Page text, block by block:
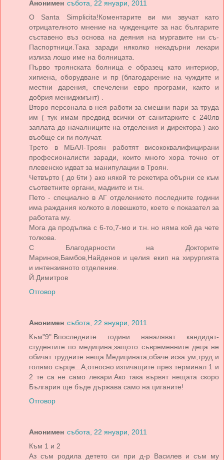
Анонимен събота, 22 януари, 2011
O Santa Simplicita!Коментарите ви ми звучат като
отрицателното мнение на чужденците за нас българите
съставено въз основа на деяния на мургавите ни съ-
Паспортници.Така заради няколко некадърни лекари
излиза лошо име на болницата.
Първо троянската болница е образец като интериор,
хигиена, оборудване и пр (благодарение на чуждите и
местни дарения, спечелени евро програми, както и
добрия мениджмънт) .
Второ персонала в нея работи за смешни пари за труда
им ( тук имам предвид всички от санитарките с 240лв
заплата до началниците на отделения и директора ) ако
въобще си ги получат.
Трето в МБАЛ-Троян работят висококвалифицирани
професионалисти заради, които много хора точно от
плевенско идват за манипулации в Троян.
Четвърто ( до 6ти ) ако някой те рекетира обърни се към
съответните органи, мадиите и т.н.
Пето - специално в АГ отделението последните години
има раждания колкото в ловешкото, което е показател за
работата му.
Мога да продължа с 6-то,7-мо и т.н. но няма кой да чете
толкова.
С Благодарности на Докторите
Маринов,Бамбов,Найденов и целия екип на хирургията
и интензивното отделение.
Й.Димитров
Отговор
Анонимен събота, 22 януари, 2011
Към"9":Впоследните години наналяват кандидат-
студентите по медицина,защото съвременните деца не
обичат трудните неща.Медицината,обаче иска ум,труд и
голямо сърце...А,относно изтичащите през терминал 1 и
2 те са не само лекари.Ако така вървят нещата скоро
България ще бъде държава само на циганите!
Отговор
Анонимен събота, 22 януари, 2011
Към 1 и 2
Аз съм родила детето си при д-р Василев и съм му